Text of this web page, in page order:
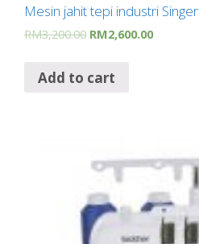
Mesin jahit tepi industri Singer
RM3,200.00 RM2,600.00
Add to cart